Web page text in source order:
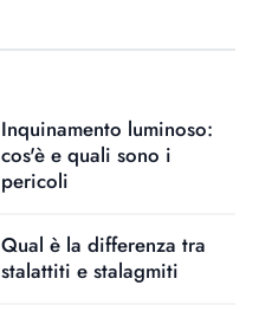
Inquinamento luminoso:
cos'è e quali sono i
pericoli
Qual è la differenza tra
stalattiti e stalagmiti